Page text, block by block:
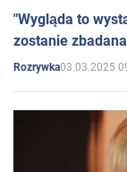
"Wygląda to
zostanie zbadana
Rozrywka03.03.2025